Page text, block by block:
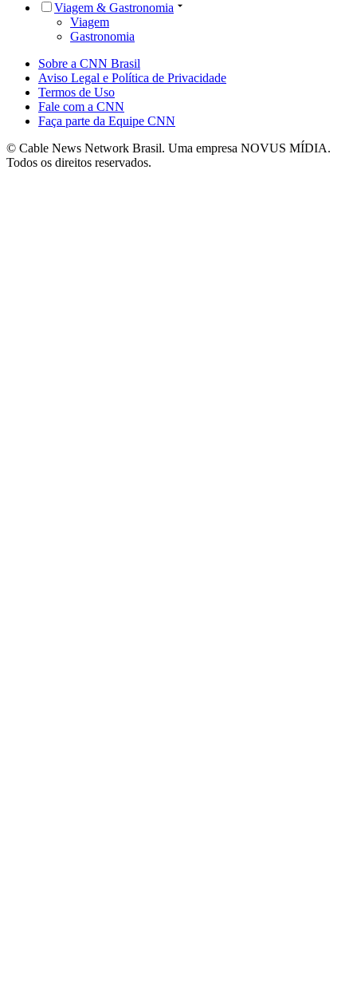
Viagem & Gastronomia
Viagem
Gastronomia
Sobre a CNN Brasil
Aviso Legal e Política de Privacidade
Termos de Uso
Fale com a CNN
Faça parte da Equipe CNN
© Cable News Network Brasil. Uma empresa NOVUS MÍDIA.
Todos os direitos reservados.